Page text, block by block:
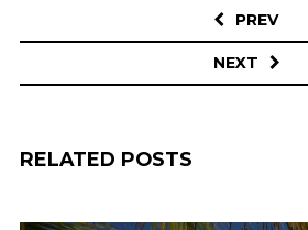
navigation
PREV
NEXT
RELATED POSTS